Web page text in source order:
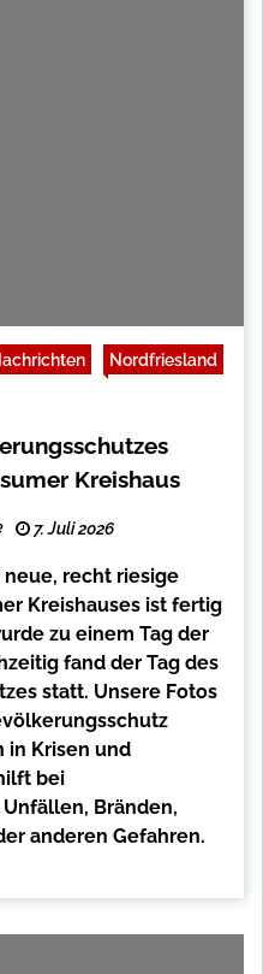
Nordfriesland
Kreishaus
7. Juli 2026
recht riesige
Kreishauses ist fertig
zu einem Tag der
fand der Tag des
statt. Unsere Fotos
in Krisen und
bei
Bränden,
anderen Gefahren.